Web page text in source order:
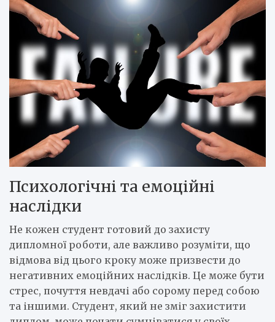
Психологічні та емоційні
наслідки
Не кожен студент готовий до захисту
дипломної роботи, але важливо розуміти, що
відмова від цього кроку може призвести до
негативних емоційних наслідків. Це може бути
стрес, почуття невдачі або сорому перед собою
та іншими. Студент, який не зміг захистити